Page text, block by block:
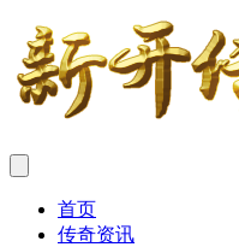
首页
传奇资讯